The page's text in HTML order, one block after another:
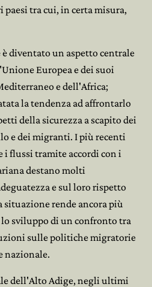
tra cui, in certa misura,
diventato un aspetto centrale
Europea e dei suoi
e dell'Africa;
la tendenza ad affrontarlo
della sicurezza a scapito dei
e dei migranti. I più recenti
flussi tramite accordi con i
destano molti
e sul loro rispetto
rende ancora più
sviluppo di un confronto tra
sulle politiche migratorie
nazionale.
dell'Alto Adige, negli ultimi